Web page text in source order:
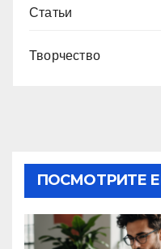
Статьи
Творчество
ПОСМОТРИТЕ